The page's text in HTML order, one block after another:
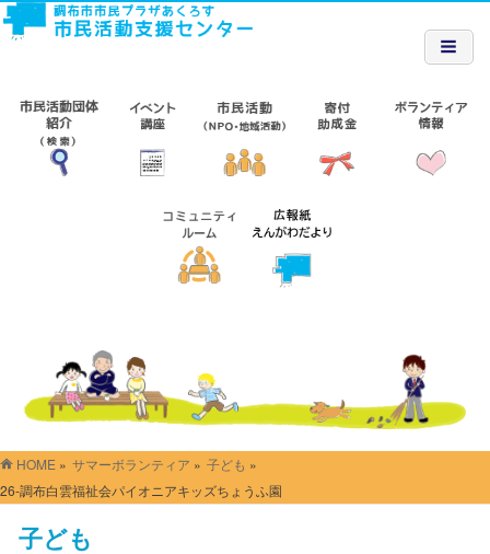
HOME » サマーボランティア » 子ども »
26-調布白雲福祉会パイオニアキッズちょうふ園
子ども